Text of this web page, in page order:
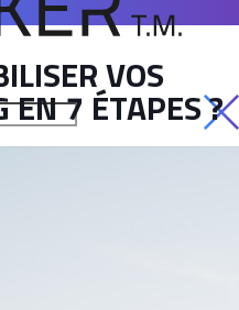
VOS
EN 7 ÉTAPES ?